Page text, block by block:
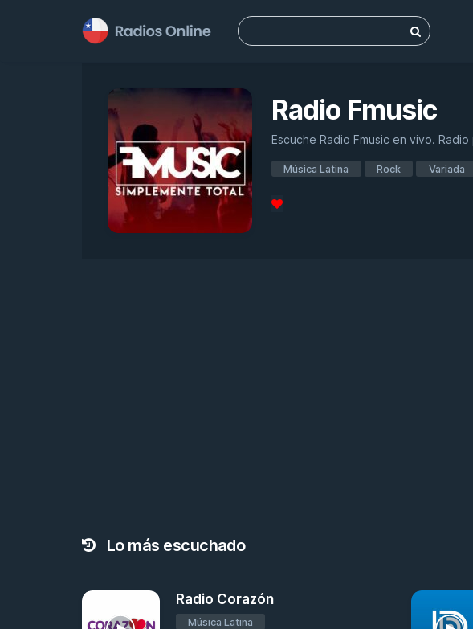
Buscar:
Radio Fmusic
Escuche Radio Fmusic en vivo.
Música Latina Rock Variada
Lo más escuchado
Radio Corazón
Música Latina